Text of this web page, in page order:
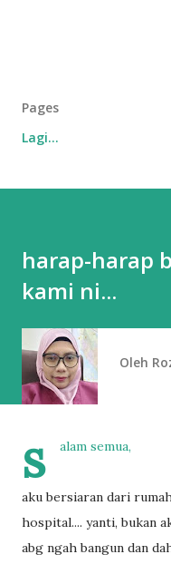
Pages
Lagi…
harap-harap
kami ni...
Oleh
s alam semua,
aku bersiaran dari
hospital.... yanti, bukan
abg ngah bangun dan